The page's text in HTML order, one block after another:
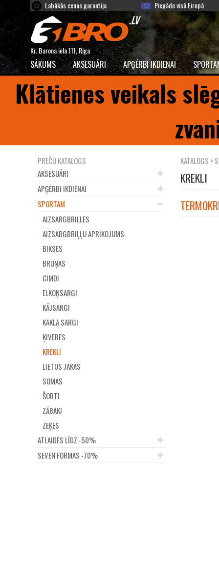
Labākās cenas garantija Piegāde visā Eiropā
Kr. Barona iela 111, Rīga
SĀKUMS AKSESUĀRI APĢĒRBI IKDIENAI
Klātienes veikals
PREČU KATALOGS
AKSESUĀRI
APĢĒRBI IKDIENAI
SPORTAM
AIZSARGBRILLES
AIZSARGBRIĻĻU APRĪKOJUMS
BIKSES
BRUŅAS
CIMDI
ELKOŅSARGI
KĀJSARGI
KAKLA SARGI
ĶIVERES
KREKLI
LIETUS JAKAS
SOMAS
ŠORTI
ZĀBAKI
ZEĶES
ATLAIDES LĪDZ -50%
SEVEN FORMAS -70%
KATALOGS >
KREKLI